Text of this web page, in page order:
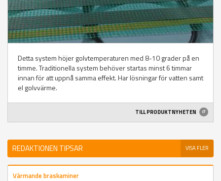
Detta system höjer golvtemperaturen med 8-10 grader på en
timme. Traditionella system behöver startas minst 6 timmar
innan för att uppnå samma effekt. Har lösningar för vatten samt
el golvvärme.
TILL PRODUKTNYHETEN
REDAKTIONEN TIPSAR VISA FLER
Värmande braskaminer